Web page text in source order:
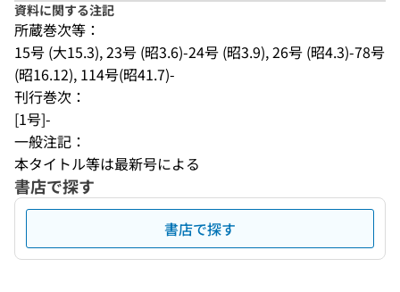
資料に関する注記
所蔵巻次等：
15号 (大15.3), 23号 (昭3.6)-24号 (昭3.9), 26号 (昭4.3)-78号
(昭16.12), 114号(昭41.7)-
刊行巻次：
[1号]-
一般注記：
本タイトル等は最新号による
書店で探す
書店で探す